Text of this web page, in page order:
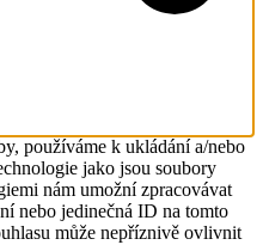
používáme k ukládání a/nebo
jako jsou soubory
nám umožní zpracovávat
nebo jedinečná ID na tomto
může nepříznivě ovlivnit